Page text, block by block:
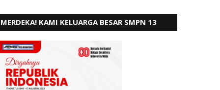
MERDEKA! KAMI KELUARGA BESAR SMPN 13